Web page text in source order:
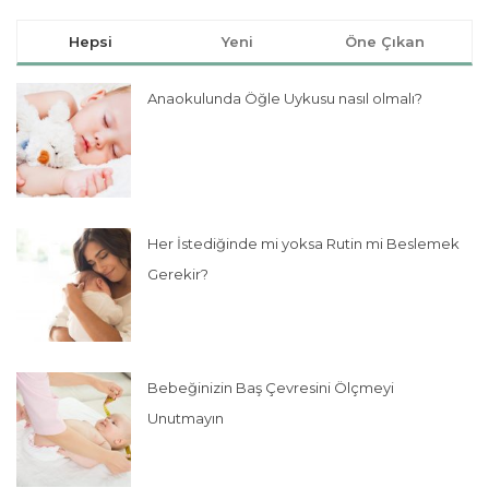
Hepsi Yeni Öne Çıkan
Anaokulunda Öğle Uykusu nasıl olmalı?
Her İstediğinde mi yoksa Rutin mi Beslemek
Gerekir?
Bebeğinizin Baş Çevresini Ölçmeyi
Unutmayın